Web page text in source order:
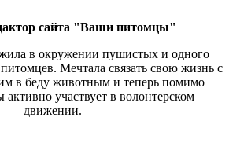
сайта "Ваши питомцы"
в окружении пушистых и одного
Мечтала связать свою жизнь с
в беду животным и теперь помимо
активно участвует в волонтерском
движении.